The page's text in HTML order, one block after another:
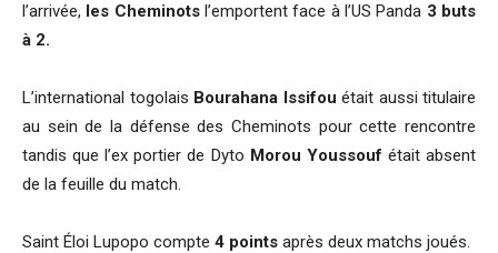
l’arrivée, les Cheminotsl’emportent face à l’US Panda 3 buts
à 2.
L’international togolais Bourahana Issifou était aussi titulaire
au sein de la défense des Cheminots pour cette rencontre
tandis que l’ex portier de Dyto Morou Youssouf était absent
de la feuille du match.
Saint Éloi Lupopo compte 4 points après deux matchs joués.